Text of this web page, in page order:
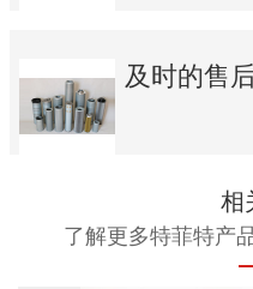
及时的售
相
了解更多特菲特产